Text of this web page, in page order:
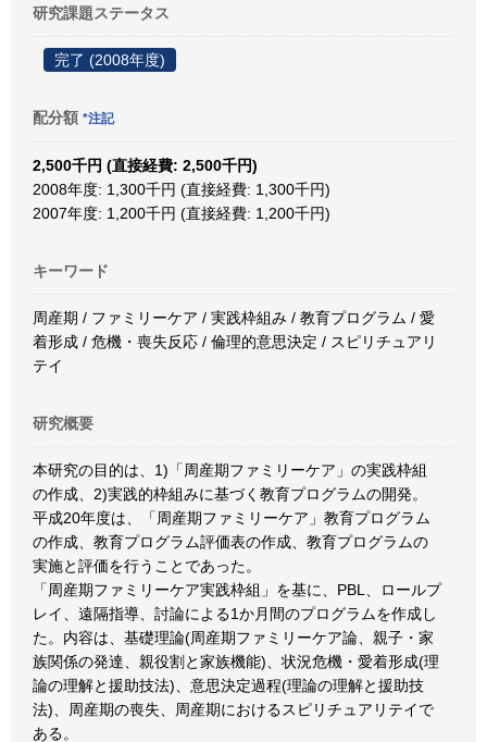
研究課題ステータス
完了 (2008年度)
配分額 *注記
2,500千円 (直接経費: 2,500千円)
2008年度: 1,300千円 (直接経費: 1,300千円)
2007年度: 1,200千円 (直接経費: 1,200千円)
キーワード
周産期 / ファミリーケア / 実践枠組み / 教育プログラム / 愛
着形成 / 危機・喪失反応 / 倫理的意思決定 / スピリチュアリ
テイ
研究概要
本研究の目的は、1)「周産期ファミリーケア」の実践枠組
の作成、2)実践的枠組みに基づく教育プログラムの開発。
平成20年度は、「周産期ファミリーケア」教育プログラム
の作成、教育プログラム評価表の作成、教育プログラムの
実施と評価を行うことであった。
「周産期ファミリーケア実践枠組」を基に、PBL、ロールプ
レイ、遠隔指導、討論による1か月間のプログラムを作成し
た。内容は、基礎理論(周産期ファミリーケア論、親子・家
族関係の発達、親役割と家族機能)、状況危機・愛着形成(理
論の理解と援助技法)、意思決定過程(理論の理解と援助技
法)、周産期の喪失、周産期におけるスピリチュアリテイで
ある。